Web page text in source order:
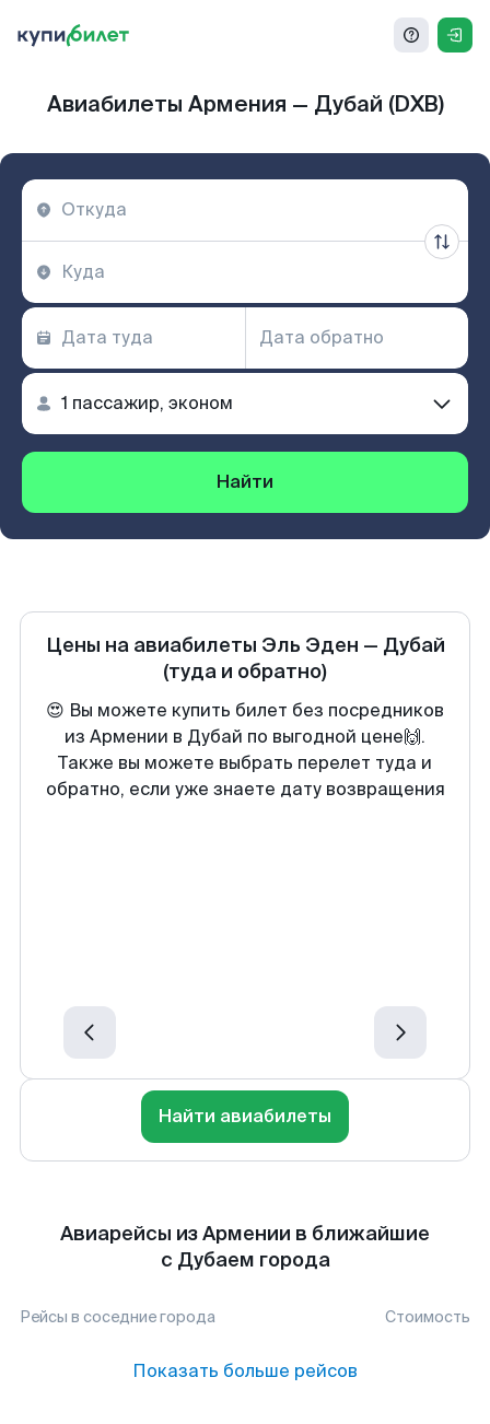
Авиабилеты Армения — Дубай (DXB)
Найти
Цены на авиабилеты Эль Эден — Дубай
(туда и обратно)
😍 Вы можете купить билет без посредников
из Армении в Дубай по выгодной цене🙌.
Также вы можете выбрать перелет туда и
обратно, если уже знаете дату возвращения
Найти авиабилеты
Авиарейсы из Армении в ближайшие
с Дубаем города
Рейсы в соседние города Стоимость
Показать больше рейсов